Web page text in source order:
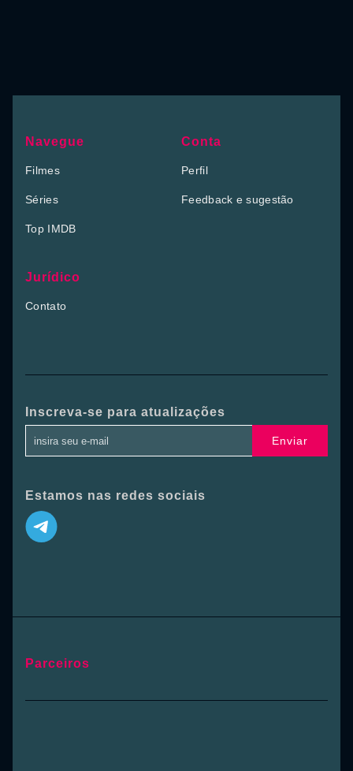
Navegue
Filmes
Séries
Top IMDB
Conta
Perfil
Feedback e sugestão
Jurídico
Contato
Inscreva-se para atualizações
Enviar
Estamos nas redes sociais
Parceiros